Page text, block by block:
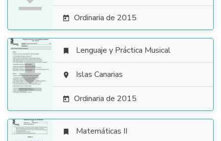
 Ordinaria de 2015

 Lenguaje y Práctica Musical
 Islas Canarias
 Ordinaria de 2015
 Matemáticas II